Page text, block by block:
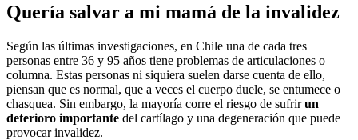
Quería salvar a mi mamá de la invalidez
Según las últimas investigaciones, en Chile una de cada tres
personas entre 36 y 95 años tiene problemas de articulaciones o
columna. Estas personas ni siquiera suelen darse cuenta de ello,
piensan que es normal, que a veces el cuerpo duele, se entumece o
chasquea. Sin embargo, la mayoría corre el riesgo de sufrirun
deterioro importante del cartílago y una degeneración que puede
provocar invalidez.